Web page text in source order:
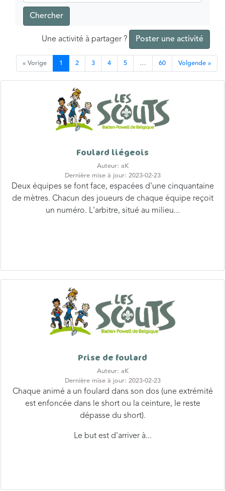
Chercher
Une activité à partager ? Poster une activité
« Vorige 1 2 3 4 5 … 60 Volgende »
Foulard liégeois
Auteur: aK
Dernière mise à jour: 2023-02-23
Deux équipes se font face, espacées d'une cinquantaine
de mètres. Chacun des joueurs de chaque équipe reçoit
un numéro. L'arbitre, situé au milieu...
Prise de foulard
Auteur: aK
Dernière mise à jour: 2023-02-23
Chaque animé a un foulard dans son dos (une extrémité
est enfoncée dans le short ou la ceinture, le reste
dépasse du short).
Le but est d'arriver à...